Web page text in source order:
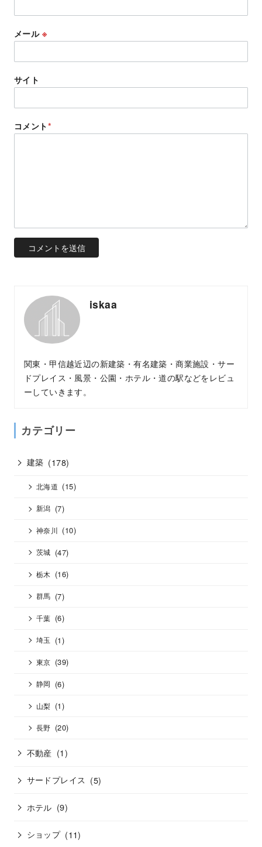
メール ※
サイト
コメント*
iskaa
関東・甲信越近辺の新建築・有名建築・商業施設・サー
ドプレイス・風景・公園・ホテル・道の駅などをレビュ
ーしていきます。
カテゴリー
建築 (178)
北海道 (15)
新潟 (7)
神奈川 (10)
茨城 (47)
栃木 (16)
群馬 (7)
千葉 (6)
埼玉 (1)
東京 (39)
静岡 (6)
山梨 (1)
長野 (20)
不動産 (1)
サードプレイス (5)
ホテル (9)
ショップ (11)